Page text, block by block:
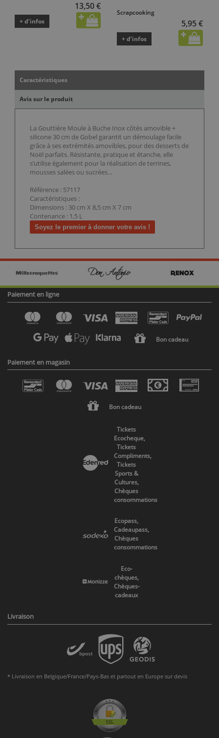
13,50 €
+ d’infos
Scrapcooking
5,95 €
+ d’infos
Caractéristiques
Avis sur le produit
La Gouttière Moule à Buche Inox côtés amovible +
silicone 30 cm de Gobel garantit un démoulage facile
grâce à ses extrémités amovibles, pour des desserts de
Noël parfaits. Résistante, pratique et étanche, elle
s’utilise également pour la réalisation de terrines,
mousses salées ou sucrées…
Référence : 57117
Caractéristiques :
Dimensions : 30 cm X 8,5 cm X 7 cm
Contenance : 1,5 L
Soyez le premier à donner votre avis !
Paiement en ligne
Bon cadeau
Paiement en magasin
Bon cadeau
Tickets
Ecocheque,
Tickets
Compliments,
Tickets
Sports &
Cultures,
Chèques
consommations
Ecopass,
Cadeaupass,
Chèques
consommations
Eco-
chèques,
Chèques-
cadeaux
Livraison
* Livraison en Belgique/France/Pays-Bas et partout en Europe sur devis